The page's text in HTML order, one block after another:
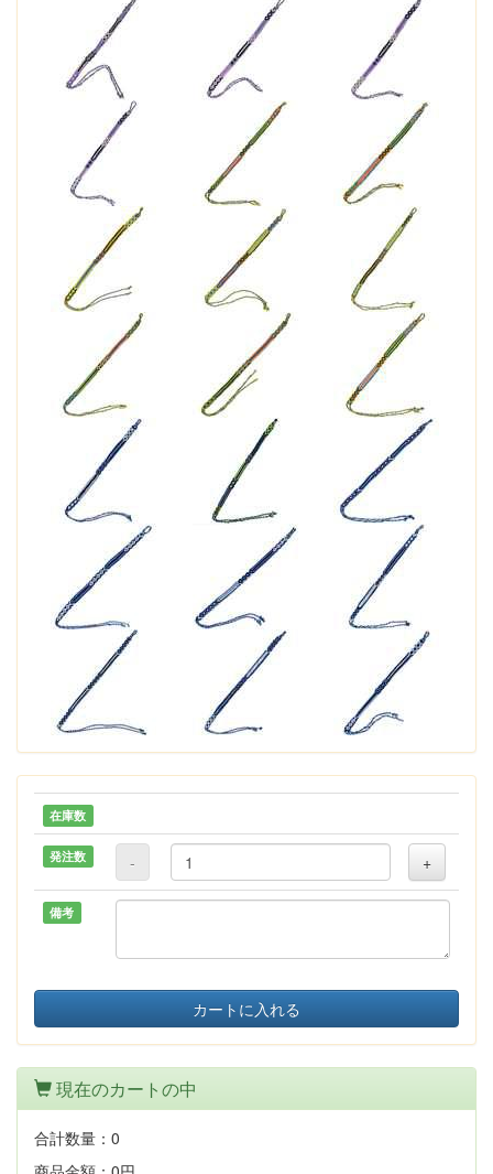
在庫数
発注数 - +
備考
カートに入れる
現在のカートの中
合計数量： 0